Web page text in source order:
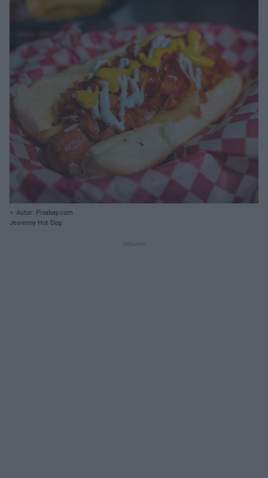
Autor: Pixabay.com
Jesienny Hot Dog